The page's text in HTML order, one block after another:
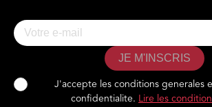
JE M'INSCRIS
J'accepte les conditions generales
confidentialite.
Lire les